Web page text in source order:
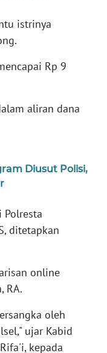
istrinya
Rp 9
aliran dana
Diusut Polisi,
ditetapkan
online
RA.
oleh
ujar Kabid
kepada